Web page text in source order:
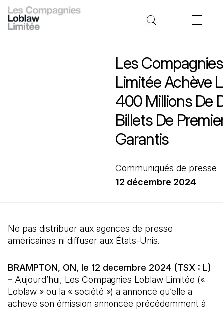
Les
Limitée Achève
400 Millions De
Billets De
Garantis
Communiqués de presse
12 décembre 2024
Ne pas distribuer aux agences de presse
américaines ni diffuser aux États-Unis.
BRAMPTON, ON, le 12 décembre 2024 (TSX : L)
– Aujourd’hui, Les Compagnies Loblaw Limitée («
Loblaw » ou la « société ») a annoncé qu’elle a
achevé son émission annoncée précédemment à